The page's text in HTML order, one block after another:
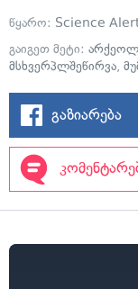
წყარო: Science
გაიგეთ მეტი:
მსხვერპლშეწირვა,
გაზიარება